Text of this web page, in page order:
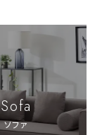
Sofa
ソファ